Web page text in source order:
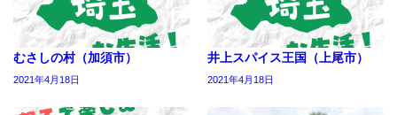
むさしの村（加須市）
2021年4月18日
井上スパイス王国（上尾市）
2021年4月18日